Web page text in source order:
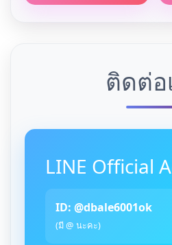
ติดต่อ
LINE Official
ID: @dbale6001ok
(มี @ นะคะ)